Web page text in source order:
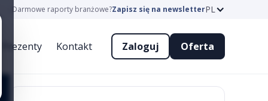
Darmowe raporty branżowe?Zapisz się na newsletterPL
Prezenty Kontakt Zaloguj Oferta